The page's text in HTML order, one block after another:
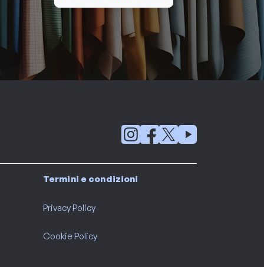
Termini e condizioni
Privacy Policy
Cookie Policy